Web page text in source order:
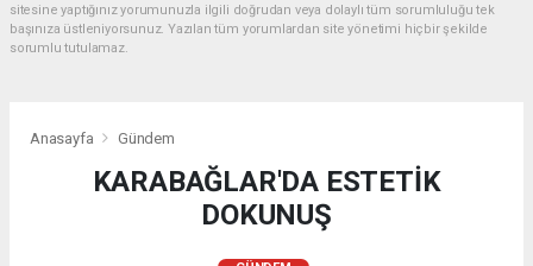
sitesine yaptığınız yorumunuzla ilgili doğrudan veya dolaylı tüm sorumluluğu tek
başınıza üstleniyorsunuz. Yazılan tüm yorumlardan site yönetimi hiçbir şekilde
sorumlu tutulamaz.
Anasayfa Gündem
KARABAĞLAR'DA ESTETİK
DOKUNUŞ